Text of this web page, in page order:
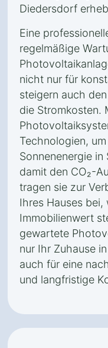
Diedersdorf
Eine
regelmäßige
nicht nur für
steigern auch
die Stromkosten.
Technologien,
Sonnenenergie
damit den CO₂-
tragen sie zur
Ihres Hauses
Immobilienwert
gewartete
nur Ihr Zuhause
auch für eine
und langfristige